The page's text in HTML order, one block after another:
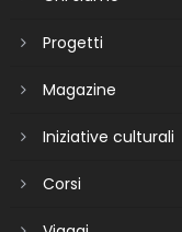
Progetti
Magazine
Iniziative culturali
Corsi